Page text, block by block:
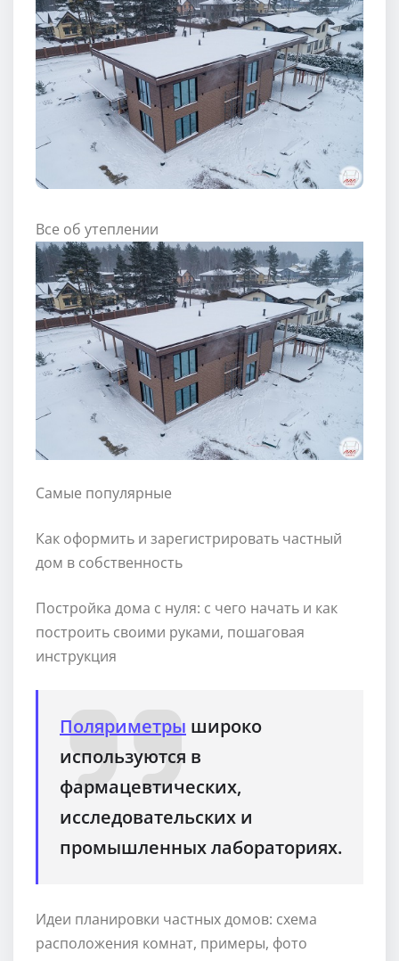
Все об утеплении
Самые популярные
Как оформить и зарегистрировать частный
дом в собственность
Постройка дома с нуля: с чего начать и как
построить своими руками, пошаговая
инструкция
Поляриметры широко
используются в
фармацевтических,
исследовательских и
промышленных лабораториях.
Идеи планировки частных домов: схема
расположения комнат, примеры, фото